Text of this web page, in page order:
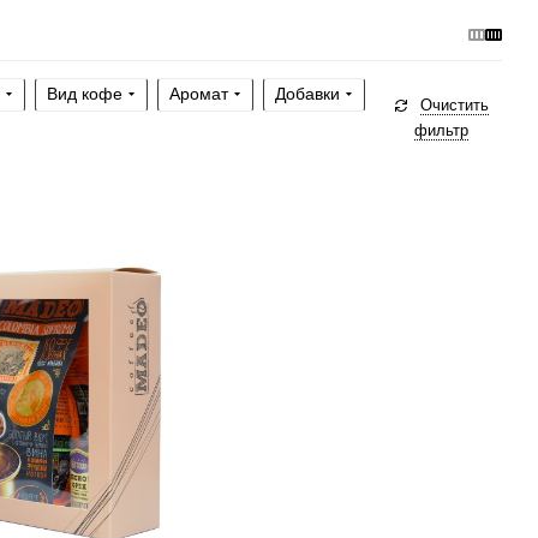
Вид кофе Аромат Добавки
Очистить
фильтр
средняя
100 %
Supremo, Лесной
ассорти, Кофе в
Кофе в шоколаде